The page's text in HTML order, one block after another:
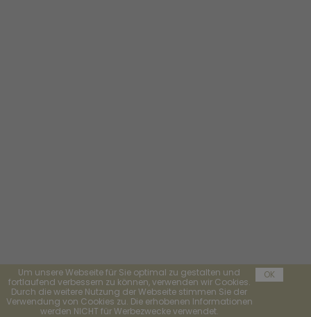
Um unsere Webseite für Sie optimal zu gestalten und
fortlaufend verbessern zu können, verwenden wir Cookies.
Durch die weitere Nutzung der Webseite stimmen Sie der
Verwendung von Cookies zu. Die erhobenen Informationen
werden NICHT für Werbezwecke verwendet.
OK